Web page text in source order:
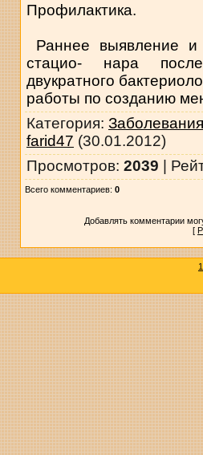
Профилактика.
Раннее выявление и
стацио- нара после
двукратного
работы по созданию
Категория:
farid47 (30.01.2012)
Просмотров: 2039 |
Всего комментариев: 0
Добавлять комментарии
[